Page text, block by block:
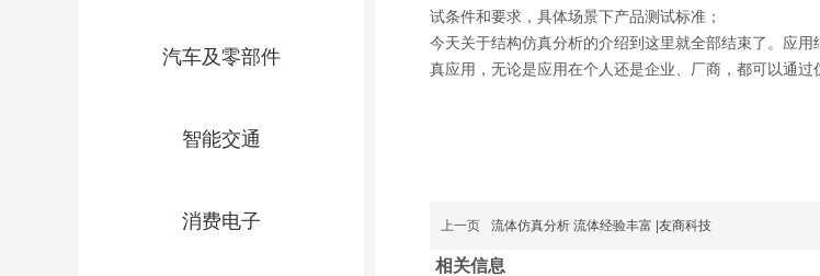
汽车及零部件
智能交通
消费电子
试条件和要求，具体场景下产品测试标准；
今天关于结构仿真分析的介绍到这里就全部结束了。应
真应用，无论是应用在个人还是企业、厂商，都可以通过
上一页 流体仿真分析 流体经验丰富 |友商科技
相关信息